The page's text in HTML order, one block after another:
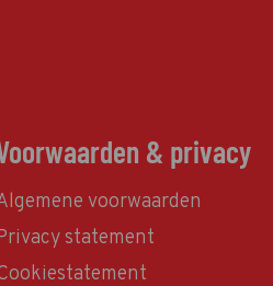
& privacy
voorwaarden
statement